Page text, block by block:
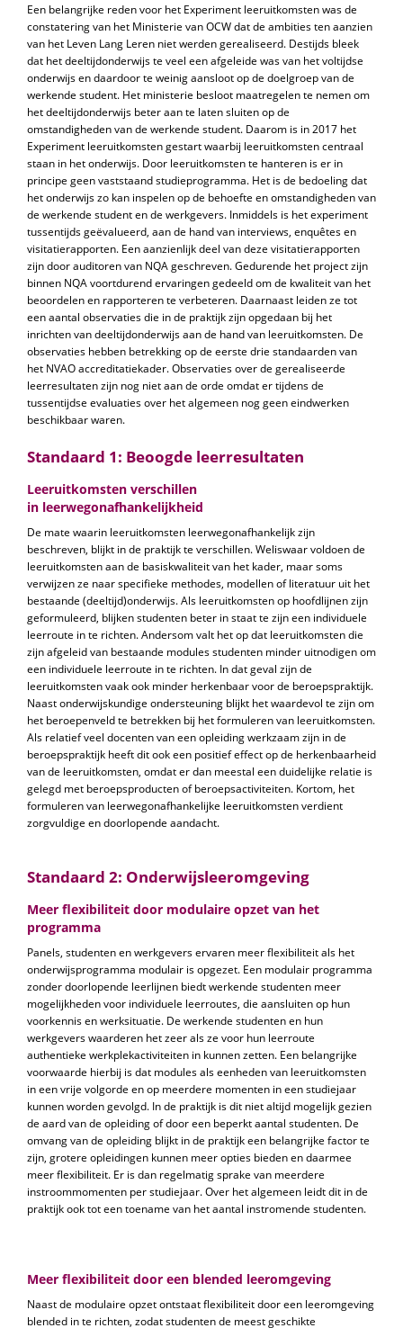
Een belangrijke reden voor het Experiment leeruitkomsten was de
constatering van het Ministerie van OCW dat de ambities ten aanzien
van het Leven Lang Leren niet werden gerealiseerd. Destijds bleek
dat het deeltijdonderwijs te veel een afgeleide was van het voltijdse
onderwijs en daardoor te weinig aansloot op de doelgroep van de
werkende student. Het ministerie besloot maatregelen te nemen om
het deeltijdonderwijs beter aan te laten sluiten op de
omstandigheden van de werkende student. Daarom is in 2017 het
Experiment leeruitkomsten gestart waarbij leeruitkomsten centraal
staan in het onderwijs. Door leeruitkomsten te hanteren is er in
principe geen vaststaand studieprogramma. Het is de bedoeling dat
het onderwijs zo kan inspelen op de behoefte en omstandigheden van
de werkende student en de werkgevers. Inmiddels is het experiment
tussentijds geëvalueerd, aan de hand van interviews, enquêtes en
visitatierapporten. Een aanzienlijk deel van deze visitatierapporten
zijn door auditoren van NQA geschreven. Gedurende het project zijn
binnen NQA voortdurend ervaringen gedeeld om de kwaliteit van het
beoordelen en rapporteren te verbeteren. Daarnaast leiden ze tot
een aantal observaties die in de praktijk zijn opgedaan bij het
inrichten van deeltijdonderwijs aan de hand van leeruitkomsten. De
observaties hebben betrekking op de eerste drie standaarden van
het NVAO accreditatiekader. Observaties over de gerealiseerde
leerresultaten zijn nog niet aan de orde omdat er tijdens de
tussentijdse evaluaties over het algemeen nog geen eindwerken
beschikbaar waren.
Standaard 1: Beoogde leerresultaten
Leeruitkomsten verschillen
in leerwegonafhankelijkheid
De mate waarin leeruitkomsten leerwegonafhankelijk zijn
beschreven, blijkt in de praktijk te verschillen. Weliswaar voldoen de
leeruitkomsten aan de basiskwaliteit van het kader, maar soms
verwijzen ze naar specifieke methodes, modellen of literatuur uit het
bestaande (deeltijd)onderwijs. Als leeruitkomsten op hoofdlijnen zijn
geformuleerd, blijken studenten beter in staat te zijn een individuele
leerroute in te richten. Andersom valt het op dat leeruitkomsten die
zijn afgeleid van bestaande modules studenten minder uitnodigen om
een individuele leerroute in te richten. In dat geval zijn de
leeruitkomsten vaak ook minder herkenbaar voor de beroepspraktijk.
Naast onderwijskundige ondersteuning blijkt het waardevol te zijn om
het beroepenveld te betrekken bij het formuleren van leeruitkomsten.
Als relatief veel docenten van een opleiding werkzaam zijn in de
beroepspraktijk heeft dit ook een positief effect op de herkenbaarheid
van de leeruitkomsten, omdat er dan meestal een duidelijke relatie is
gelegd met beroepsproducten of beroepsactiviteiten. Kortom, het
formuleren van leerwegonafhankelijke leeruitkomsten verdient
zorgvuldige en doorlopende aandacht.
Standaard 2: Onderwijsleeromgeving
Meer flexibiliteit door modulaire opzet van het
programma
Panels, studenten en werkgevers ervaren meer flexibiliteit als het
onderwijsprogramma modulair is opgezet. Een modulair programma
zonder doorlopende leerlijnen biedt werkende studenten meer
mogelijkheden voor individuele leerroutes, die aansluiten op hun
voorkennis en werksituatie. De werkende studenten en hun
werkgevers waarderen het zeer als ze voor hun leerroute
authentieke werkplekactiviteiten in kunnen zetten. Een belangrijke
voorwaarde hierbij is dat modules als eenheden van leeruitkomsten
in een vrije volgorde en op meerdere momenten in een studiejaar
kunnen worden gevolgd. In de praktijk is dit niet altijd mogelijk gezien
de aard van de opleiding of door een beperkt aantal studenten. De
omvang van de opleiding blijkt in de praktijk een belangrijke factor te
zijn, grotere opleidingen kunnen meer opties bieden en daarmee
meer flexibiliteit. Er is dan regelmatig sprake van meerdere
instroommomenten per studiejaar. Over het algemeen leidt dit in de
praktijk ook tot een toename van het aantal instromende studenten.
Meer flexibiliteit door een blended leeromgeving
Naast de modulaire opzet ontstaat flexibiliteit door een leeromgeving
blended in te richten, zodat studenten de meest geschikte